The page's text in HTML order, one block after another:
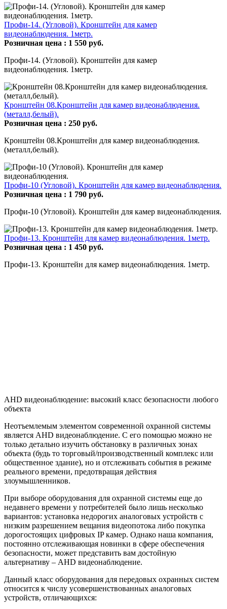
Профи-14. (Угловой). Кронштейн для камер
видеонаблюдения. 1метр.
Розничная цена : 1 550 руб.
Профи-14. (Угловой). Кронштейн для камер
видеонаблюдения. 1метр.
Кронштейн 08.Кронштейн для камер видеонаблюдения.
(металл,белый).
Розничная цена : 250 руб.
Кронштейн 08.Кронштейн для камер видеонаблюдения.
(металл,белый).
Профи-10 (Угловой). Кронштейн для камер видеонаблюдения.
Розничная цена : 1 790 руб.
Профи-10 (Угловой). Кронштейн для камер видеонаблюдения.
Профи-13. Кронштейн для камер видеонаблюдения. 1метр.
Розничная цена : 1 450 руб.
Профи-13. Кронштейн для камер видеонаблюдения. 1метр.
AHD видеонаблюдение: высокий класс безопасности любого
объекта
Неотъемлемым элементом современной охранной системы
является AHD видеонаблюдение. С его помощью можно не
только детально изучить обстановку в различных зонах
объекта (будь то торговый/производственный комплекс или
общественное здание), но и отслеживать события в режиме
реального времени, предотвращая действия
злоумышленников.
При выборе оборудования для охранной системы еще до
недавнего времени у потребителей было лишь несколько
вариантов: установка недорогих аналоговых устройств с
низким разрешением вещания видеопотока либо покупка
дорогостоящих цифровых IP камер. Однако наша компания,
постоянно отслеживающая новинки в сфере обеспечения
безопасности, может представить вам достойную
альтернативу – AHD видеонаблюдение.
Данный класс оборудования для передовых охранных систем
относится к числу усовершенствованных аналоговых
устройств, отличающихся: